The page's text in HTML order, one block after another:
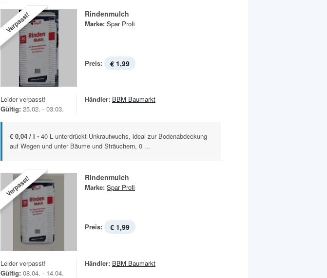
Verpasst! Rindenmulch
Marke: Spar Profi
Preis: € 1,99
Leider verpasst!
Gültig: 25.02. - 03.03.
Händler: BBM Baumarkt
€ 0,04 / l - 40 L unterdrückt Unkrautwuchs, ideal zur Bodenabdeckung
auf Wegen und unter Bäume und Sträuchern, 0 ...
Verpasst! Rindenmulch
Marke: Spar Profi
Preis: € 1,99
Leider verpasst!
Gültig: 08.04. - 14.04.
Händler: BBM Baumarkt